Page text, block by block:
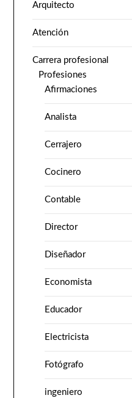
Arquitecto
Atención
Carrera profesional
Profesiones
Afirmaciones
Analista
Cerrajero
Cocinero
Contable
Director
Diseñador
Economista
Educador
Electricista
Fotógrafo
ingeniero